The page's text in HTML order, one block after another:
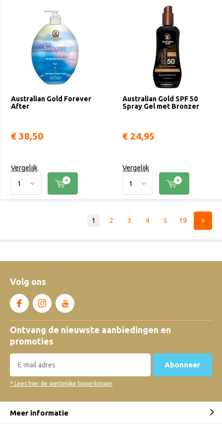
Australian Gold Forever
After
€ 38,50
Vergelijk
Australian Gold SPF 50
Spray Gel met Bronzer
€ 24,95
Vergelijk
1 2 3 4 5 19
Volg ons
Ontvang de nieuwste aanbiedingen en
promoties
Abonneer
* Lees hier de wettelijke beperkingen
Meer informatie